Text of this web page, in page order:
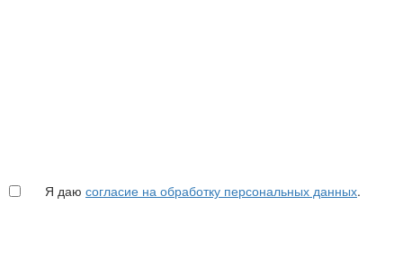
Я даю согласие на обработку персональных данных.